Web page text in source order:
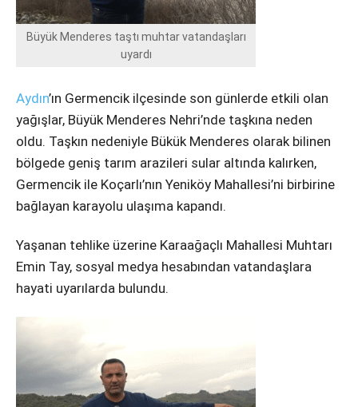
Büyük Menderes taştı muhtar vatandaşları
uyardı
Aydın’ın Germencik ilçesinde son günlerde etkili olan
yağışlar, Büyük Menderes Nehri’nde taşkına neden
oldu. Taşkın nedeniyle Bükük Menderes olarak bilinen
bölgede geniş tarım arazileri sular altında kalırken,
Germencik ile Koçarlı’nın Yeniköy Mahallesi’ni birbirine
bağlayan karayolu ulaşıma kapandı.
Yaşanan tehlike üzerine Karaağaçlı Mahallesi Muhtarı
Emin Tay, sosyal medya hesabından vatandaşlara
hayati uyarılarda bulundu.